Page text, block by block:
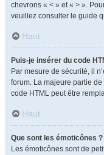
chevrons « < » et « > ».
veuillez consulter le guide
Haut
Puis-je insérer du code
Par mesure de sécurité, il
forum. La majeure partie
code HTML peut être
Haut
Que sont les émoticônes ?
Les émoticônes sont de